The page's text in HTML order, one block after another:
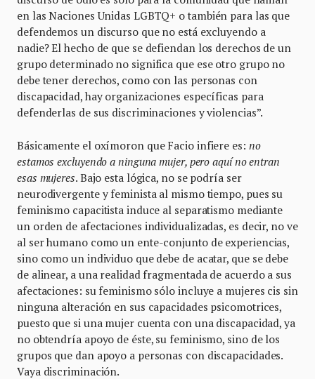
en las Naciones Unidas LGBTQ+ o también para las que
defendemos un discurso que no está excluyendo a
nadie? El hecho de que se defiendan los derechos de un
grupo determinado no significa que ese otro grupo no
debe tener derechos, como con las personas con
discapacidad, hay organizaciones específicas para
defenderlas de sus discriminaciones y violencias”.
Básicamente el oxímoron que Facio infiere es: no
estamos excluyendo a ninguna mujer, pero aquí no entran
esas mujeres. Bajo esta lógica, no se podría ser
neurodivergente y feminista al mismo tiempo, pues su
feminismo capacitista induce al separatismo mediante
un orden de afectaciones individualizadas, es decir, no ve
al ser humano como un ente-conjunto de experiencias,
sino como un individuo que debe de acatar, que se debe
de alinear, a una realidad fragmentada de acuerdo a sus
afectaciones: su feminismo sólo incluye a mujeres cis sin
ninguna alteración en sus capacidades psicomotrices,
puesto que si una mujer cuenta con una discapacidad, ya
no obtendría apoyo de éste, su feminismo, sino de los
grupos que dan apoyo a personas con discapacidades.
Vaya discriminación.